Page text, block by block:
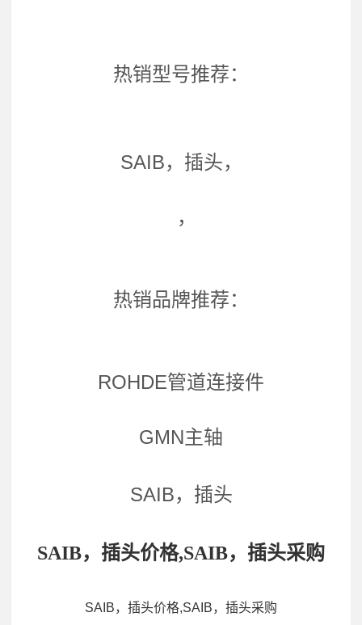
热销型号推荐：
SAIB，插头，
，
热销品牌推荐：
ROHDE管道连接件
GMN主轴
SAIB，插头
SAIB，插头价格,SAIB，插头采购
SAIB，插头价格,SAIB，插头采购